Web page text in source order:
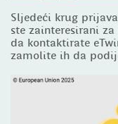
Sljedeći krug
ste zainteresirani
da kontaktirate
zamolite ih da